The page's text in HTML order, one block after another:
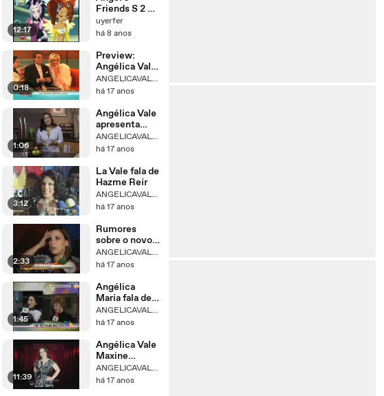
12:17
Friends S 2 E
4 (VF)
uyerfer
há 8 anos
0:18
Preview:
Angélica Vale
em TodobebéANGELICAVALEBRASIL
há 17 anos
1:06
Angélica Vale
apresenta
seminário
Lactaid
ANGELICAVALEBRASIL
há 17 anos
3:12
La Vale fala de
Hazme Reír
ANGELICAVALEBRASIL
há 17 anos
2:33
Rumores
sobre o novo
romance de
La Vale
ANGELICAVALEBRASIL
há 17 anos
1:45
Angélica
María fala de
suposta
gravidez de La
ANGELICAVALEBRASIL
há 17 anos
11:39
Angélica Vale
Maxine
Woodside
15.04.2009 -
ANGELICAVALEBRASIL
há 17 anos